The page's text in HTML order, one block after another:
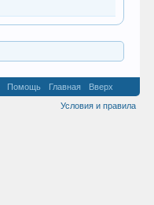
Помощь Главная
Вверх
Условия и правила